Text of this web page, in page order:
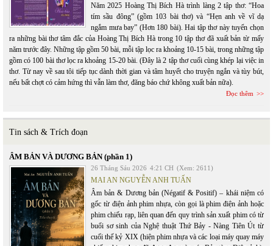
Năm 2025 Hoàng Thị Bích Hà trình làng 2 tập thơ: “Hoa
tím sầu đông” (gồm 103 bài thơ) và “Hẹn anh về vĩ dạ
ngắm mưa bay” (Hơn 180 bài). Hai tập thơ này tuyển chọn
ra những bài thơ tâm đắc của Hoàng Thị Bích Hà trong 10 tập thơ đã xuất bản từ mấy
năm trước đây. Những tập gồm 50 bài, mỗi tập lọc ra khoảng 10-15 bài, trong những tập
gồm có 100 bài thơ lọc ra khoảng 15-20 bài. (Đây là 2 tập thơ cuối cùng khép lại việc in
thơ. Từ nay về sau tôi tiếp tục dành thời gian và tâm huyết cho truyện ngắn và tùy bút,
nếu bất chợt có cảm hứng thì vẫn làm thơ, đăng báo chứ không xuất bản nữa).
Đọc thêm
Tin sách & Trích đoạn
ÂM BẢN VÀ DƯƠNG BẢN (phần 1)
26 Tháng Sáu 2026 4:21 CH (Xem: 2611)
MAI AN NGUYỄN ANH TUẤN
Âm bản & Dương bản (Négatif & Positif) – khái niệm có
gốc từ điện ảnh phim nhựa, còn gọi là phim điện ảnh hoặc
phim chiếu rạp, liên quan đến quy trình sản xuất phim có từ
buổi sơ sinh của Nghệ thuật Thứ Bảy - Nàng Tiên Út từ
cuối thế kỷ XIX (hiện phim nhựa và các loại máy quay máy